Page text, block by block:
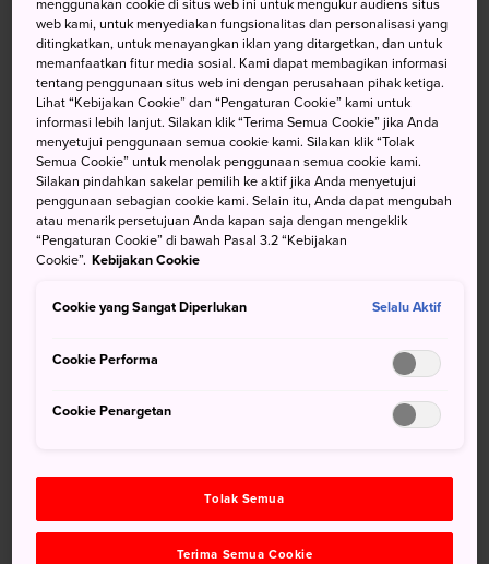
Wihara Lereng Gunung dan
Perjalanan Kereta Gantung yang
Menyenangkan
Hanya para pedagang yang paling berkomitmen, yang
datang untuk meminta kemakmuran, dan para biksu murid
yang akan menjelajahi jalur curam ke Wihara Buddha
Hozanji. Beruntungnya, untuk para pengunjung modern,
Jangan Lewatkan
Beberapa air terjun kecil di wilayah ini, salah
Tas-tas harta karun kayu, tempat orang-orang
menggunakan cookie di situs web ini untuk mengukur audiens situs
web kami, untuk menyediakan fungsionalitas dan personalisasi yang
ditingkatkan, untuk menayangkan iklan yang ditargetkan, dan untuk
memanfaatkan fitur media sosial. Kami dapat membagikan informasi
tentang penggunaan situs web ini dengan perusahaan pihak ketiga.
Lihat “Kebijakan Cookie” dan “Pengaturan Cookie” kami untuk
informasi lebih lanjut. Silakan klik “Terima Semua Cookie” jika Anda
menyetujui penggunaan semua cookie kami. Silakan klik “Tolak
Semua Cookie” untuk menolak penggunaan semua cookie kami.
Silakan pindahkan sakelar pemilih ke aktif jika Anda menyetujui
penggunaan sebagian cookie kami. Selain itu, Anda dapat mengubah
atau menarik persetujuan Anda kapan saja dengan mengeklik
“Pengaturan Cookie” di bawah Pasal 3.2 “Kebijakan
Cookie”. Kebijakan Cookie
Cookie yang Sangat Diperlukan Selalu Aktif
Cookie Performa
Cookie Penargetan
Tolak Semua
Terima Semua Cookie